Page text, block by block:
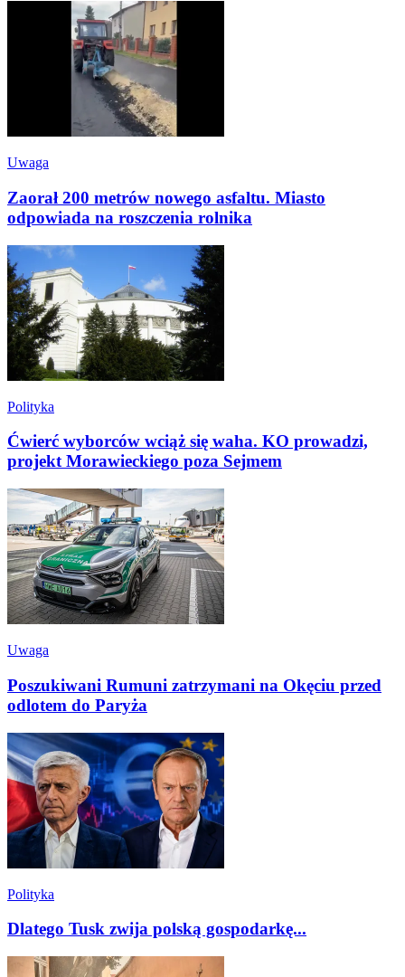
Uwaga
Zaorał 200 metrów nowego asfaltu. Miasto
odpowiada na roszczenia rolnika
Polityka
Ćwierć wyborców wciąż się waha. KO prowadzi,
projekt Morawieckiego poza Sejmem
Uwaga
Poszukiwani Rumuni zatrzymani na Okęciu przed
odlotem do Paryża
Polityka
Dlatego Tusk zwija polską gospodarkę...